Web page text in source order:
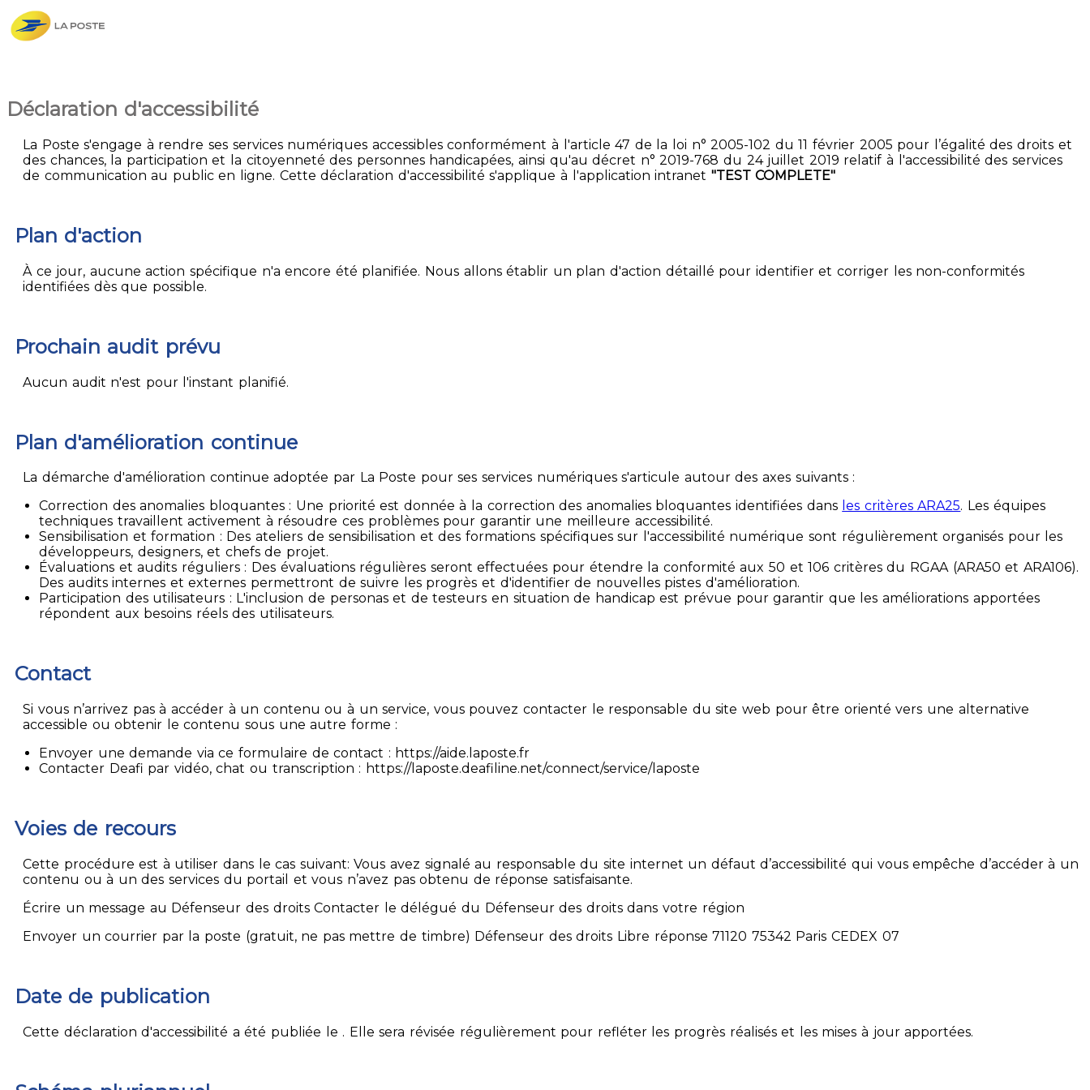
Déclaration d'accessibilité
La Poste s'engage à rendre ses services numériques accessibles conformément à l'article 47 de la loi n° 2005-102 du 11 février 2005 pour l’égalité des droits et
des chances, la participation et la citoyenneté des personnes handicapées, ainsi qu'au décret n° 2019-768 du 24 juillet 2019 relatif à l'accessibilité des services
de communication au public en ligne. Cette déclaration d'accessibilité s'applique à l'application intranet "TEST COMPLETE"
Plan d'action
À ce jour, aucune action spécifique n'a encore été planifiée. Nous allons établir un plan d'action détaillé pour identifier et corriger les non-conformités
identifiées dès que possible.
Prochain audit prévu
Aucun audit n'est pour l'instant planifié.
Plan d'amélioration continue
La démarche d'amélioration continue adoptée par La Poste pour ses services numériques s'articule autour des axes suivants :
Correction des anomalies bloquantes : Une priorité est donnée à la correction des anomalies bloquantes identifiées dans les critères ARA25. Les équipes
techniques travaillent activement à résoudre ces problèmes pour garantir une meilleure accessibilité.
Sensibilisation et formation : Des ateliers de sensibilisation et des formations spécifiques sur l'accessibilité numérique sont régulièrement organisés pour les
développeurs, designers, et chefs de projet.
Évaluations et audits réguliers : Des évaluations régulières seront effectuées pour étendre la conformité aux 50 et 106 critères du RGAA (ARA50 et ARA106).
Des audits internes et externes permettront de suivre les progrès et d'identifier de nouvelles pistes d'amélioration.
Participation des utilisateurs : L'inclusion de personas et de testeurs en situation de handicap est prévue pour garantir que les améliorations apportées
répondent aux besoins réels des utilisateurs.
Contact
Si vous n’arrivez pas à accéder à un contenu ou à un service, vous pouvez contacter le responsable du site web pour être orienté vers une alternative
accessible ou obtenir le contenu sous une autre forme :
Envoyer une demande via ce formulaire de contact : https://aide.laposte.fr
Contacter Deafi par vidéo, chat ou transcription : https://laposte.deafiline.net/connect/service/laposte
Voies de recours
Cette procédure est à utiliser dans le cas suivant: Vous avez signalé au responsable du site internet un défaut d’accessibilité qui vous empêche d’accéder à un
contenu ou à un des services du portail et vous n’avez pas obtenu de réponse satisfaisante.
Écrire un message au Défenseur des droits Contacter le délégué du Défenseur des droits dans votre région
Envoyer un courrier par la poste (gratuit, ne pas mettre de timbre) Défenseur des droits Libre réponse 71120 75342 Paris CEDEX 07
Date de publication
Cette déclaration d'accessibilité a été publiée le . Elle sera révisée régulièrement pour refléter les progrès réalisés et les mises à jour apportées.